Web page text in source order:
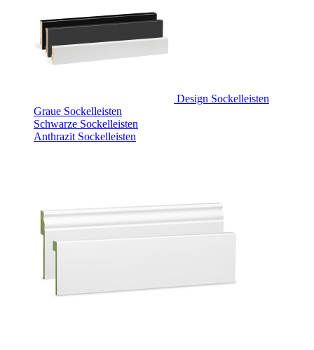
Design Sockelleisten
Graue Sockelleisten
Schwarze Sockelleisten
Anthrazit Sockelleisten